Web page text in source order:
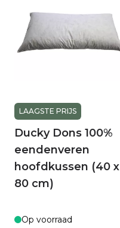
LAAGSTE PRIJS
Ducky Dons 100%
eendenveren
hoofdkussen (40 x
80 cm)
Op voorraad